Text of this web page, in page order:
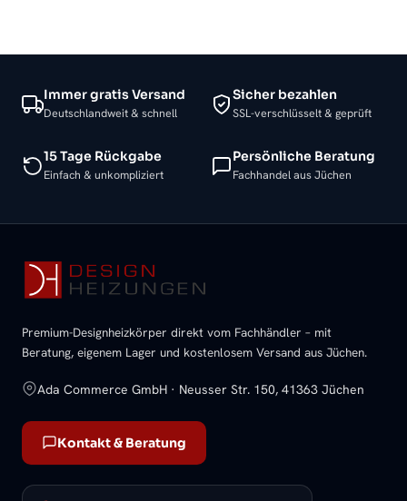
Immer gratis Versand
Deutschlandweit & schnell
Sicher bezahlen
SSL-verschlüsselt & geprüft
15 Tage Rückgabe
Einfach & unkompliziert
Persönliche Beratung
Fachhandel aus Jüchen
Premium-Designheizkörper direkt vom Fachhändler – mit
Beratung, eigenem Lager und kostenlosem Versand aus Jüchen.
Ada Commerce GmbH · Neusser Str. 150, 41363 Jüchen
Kontakt & Beratung